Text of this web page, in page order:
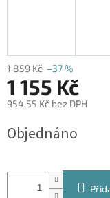
1 859 Kč –37 %
1 155 Kč
954,55 Kč bez DPH
cena:
Objednáno